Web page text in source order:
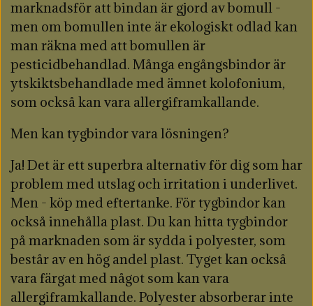
marknadsför att bindan är gjord av bomull -
men om bomullen inte är ekologiskt odlad kan
man räkna med att bomullen är
pesticidbehandlad. Många engångsbindor är
ytskiktsbehandlade med ämnet kolofonium,
som också kan vara allergiframkallande.
Men kan tygbindor vara lösningen?
Ja! Det är ett superbra alternativ för dig som har
problem med utslag och irritation i underlivet.
Men - köp med eftertanke. För tygbindor kan
också innehålla plast. Du kan hitta tygbindor
på marknaden som är sydda i polyester, som
består av en hög andel plast. Tyget kan också
vara färgat med något som kan vara
allergiframkallande. Polyester absorberar inte